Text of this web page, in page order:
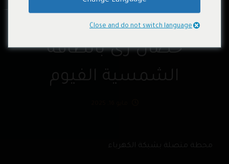
حصان رى بالطاقة
الشمسية الفيوم
محطة متصلة بشبكة الكهرباء
Close and do not switch language